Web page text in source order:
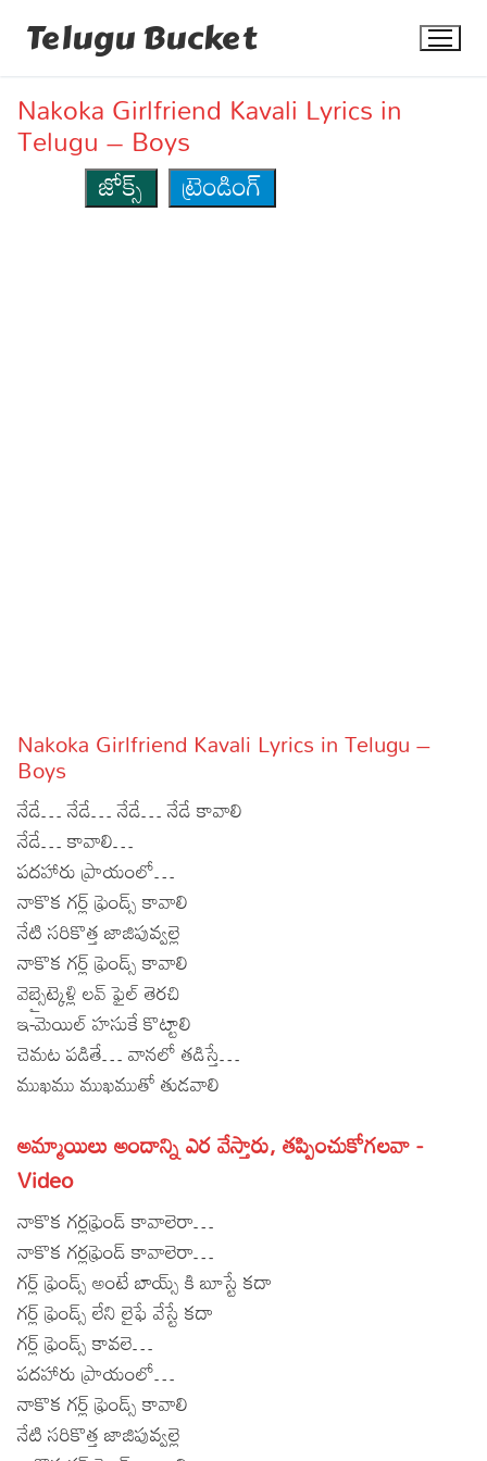
Telugu Bucket
Articles
Facts
Devotional
Christianity
Hinduism
Hindi
Lyrics in Hindi – Devotional Songs
Lyrics in Hindi – Movie Songs
Tamil
Lyrics in Tamil – Devotional Songs
Lyrics in Tamil – Movie Songs
Kannada
Lyrics in Kannada – Movie Songs
Nakoka Girlfriend Kavali Lyrics in
Telugu – Boys
జోక్స్
ట్రెండింగ్
Nakoka Girlfriend Kavali Lyrics in Telugu –
Boys
నేడే… నేడే… నేడే… నేడే కావాలి
నేడే… కావాలి…
పదహారు ప్రాయంలో…
నాకొక గర్ల్ ఫ్రెండ్స్ కావాలి
నేటి సరికొత్త జాజిపువ్వల్లె
నాకొక గర్ల్ ఫ్రెండ్స్ కావాలి
వెబ్సైట్కెళ్లి లవ్ ఫైల్ తెరచి
ఇ-మెయిల్ హసుకే కొట్టాలి
చెమట పడితే… వానలో తడిస్తే…
ముఖము ముఖముతో తుడవాలి
అమ్మాయిలు అందాన్ని ఎర వేస్తారు, తప్పించుకోగలవా -
Video
నాకొక గర్లఫ్రెండ్ కావాలెరా…
నాకొక గర్లఫ్రెండ్ కావాలెరా…
గర్ల్ ఫ్రెండ్స్ అంటే బాయ్స్ కి బూస్టే కదా
గర్ల్ ఫ్రెండ్స్ లేని లైఫే వేస్టే కదా
గర్ల్ ఫ్రెండ్స్ కావలె…
పదహారు ప్రాయంలో…
నాకొక గర్ల్ ఫ్రెండ్స్ కావాలి
నేటి సరికొత్త జాజిపువ్వల్లె